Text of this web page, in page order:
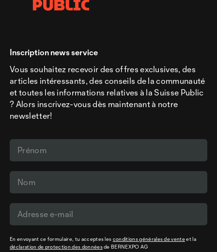
Inscription news service
Vous souhaitez recevoir des offres exclusives, des
articles intéressants, des conseils de la communauté
et toutes les informations relatives à la Suisse Public
? Alors inscrivez-vous dès maintenant à notre
newsletter!
En envoyant ce formulaire, tu acceptes les conditions générales de venteet la
déclaration de protection des donnéesde BERNEXPO AG